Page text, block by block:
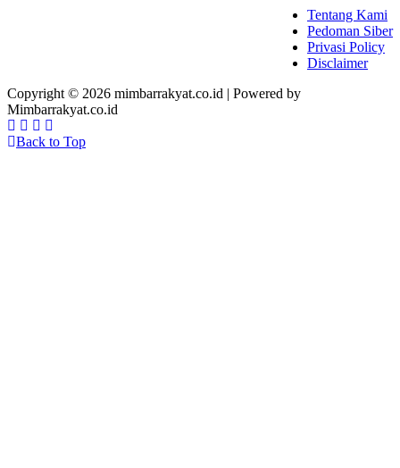
Tentang Kami
Pedoman Siber
Privasi Policy
Disclaimer
Copyright © 2026 mimbarrakyat.co.id | Powered by
Mimbarrakyat.co.id
Back to Top